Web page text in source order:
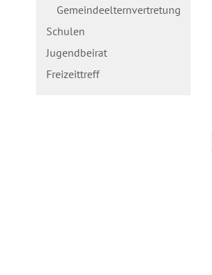
Gemeindeelternvertretung
Schulen
Jugendbeirat
Freizeittreff